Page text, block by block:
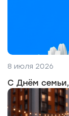
8 июля 2026
С Днём